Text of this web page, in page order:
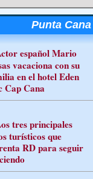
Punta Cana
español Mario
vacaciona con su
en el hotel Eden
Cap Cana
tres principales
turísticos que
RD para seguir